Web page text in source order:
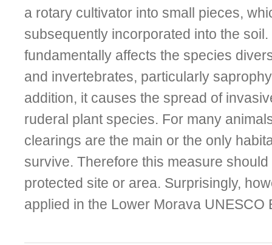
a rotary cultivator into small pieces,
subsequently incorporated into the
fundamentally affects the species
and invertebrates, particularly
addition, it causes the spread of
ruderal plant species. For many
clearings are the main or the only
survive. Therefore this measure
protected site or area. Surprisingly,
applied in the Lower Morava UNESCO